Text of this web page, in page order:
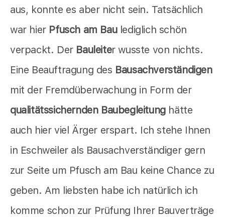
aus, konnte es aber nicht sein. Tatsächlich
war hier Pfusch am Baulediglich schön
verpackt. Der Bauleiter wusste von nichts.
Eine Beauftragung des Bausachverständigen
mit der Fremdüberwachung in Form der
qualitätssichernden Baubegleitunghätte
auch hier viel Ärger erspart. Ich stehe Ihnen
in Eschweiler als Bausachverständiger gern
zur Seite um Pfusch am Bau keine Chance zu
geben. Am liebsten habe ich natürlich ich
komme schon zur Prüfung Ihrer Bauverträge